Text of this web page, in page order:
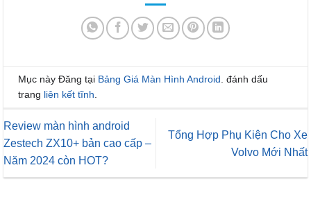
Mục này Đăng tại Bảng Giá Màn Hình Android . đánh dấu
trang liên kết tĩnh
Review màn hình android
Zestech ZX10+ bản cao cấp –
Năm 2024 còn HOT?
Tổng Hợp Phụ Kiện Cho Xe
Volvo Mới Nhất